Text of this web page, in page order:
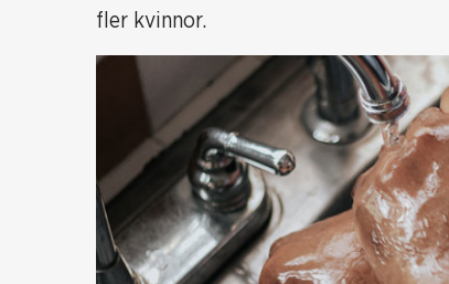
fler kvinnor.